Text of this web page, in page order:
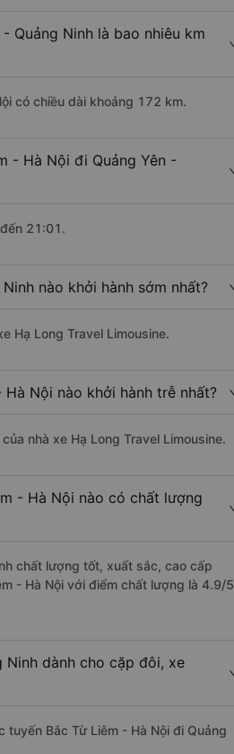
Quảng Ninh là bao nhiêu km
có chiều dài khoảng 172 km.
- Hà Nội đi Quảng Yên -
21:01.
nào khởi hành sớm nhất?
Hạ Long Travel Limousine.
Nội nào khởi hành trễ nhất?
nhà xe Hạ Long Travel Limousine.
- Hà Nội nào có chất lượng
chất lượng tốt, xuất sắc, cao cấp
- Hà Nội với điểm chất lượng là 4.9/5
Ninh dành cho cặp đôi, xe
Bắc Từ Liêm - Hà Nội đi Quảng